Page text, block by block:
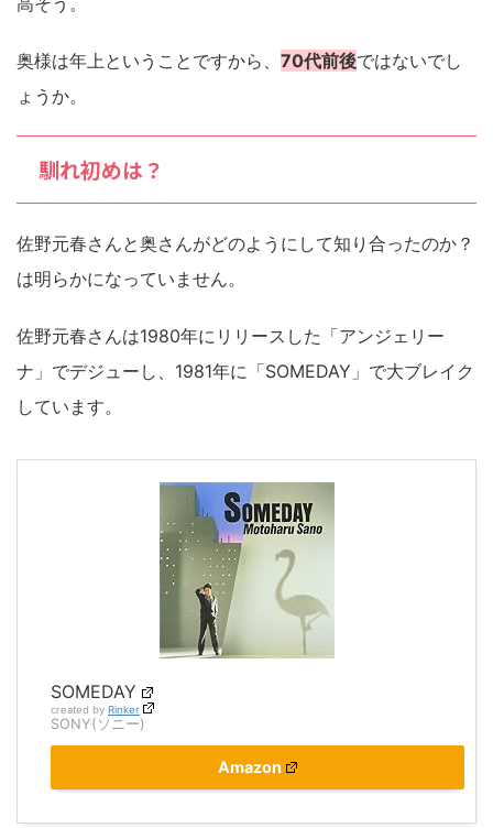
奥様は年上ということですから、 70代前後ではないでし
ょうか。
馴れ初めは？
佐野元春さんと奥さんがどのようにして知り合ったのか？
は明らかになっていません。
佐野元春さんは1980年にリリースした「アンジェリー
ナ」でデジューし、1981年に「SOMEDAY」で大ブレイク
しています。
SOMEDAY
created by Rinker
SONY(ソニー)
Amazon